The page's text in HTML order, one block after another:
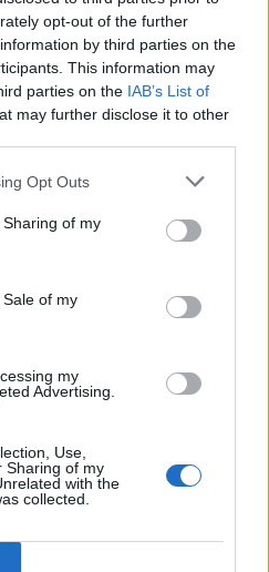
opt-out of the further
by third parties on the
This information may
parties on the IAB’s List of
may further disclose it to other
Opt Outs
of my
of my
my
Advertising.
Use,
Sharing of my
with the
collected.
за първи път
вируси